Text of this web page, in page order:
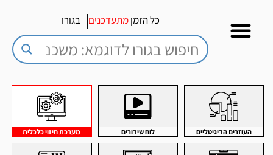
כל הזמןמתעדכנים בגורו
העוזרים הדיגיטליים לוח שידורים מערכת חיזוי כלכלית